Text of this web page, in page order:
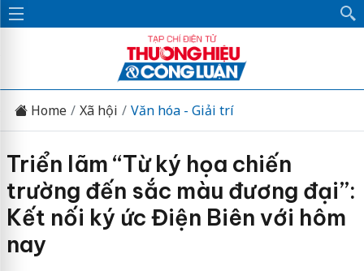
Home Xã hội Văn hóa - Giải trí
Triển lãm “Từ ký họa chiến
trường đến sắc màu đương đại”:
Kết nối ký ức Điện Biên với hôm
nay